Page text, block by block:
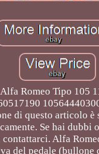
Romeo Tipo 105
di questo articolo è
Se hai dubbi
Alfa
del pedale (bullone